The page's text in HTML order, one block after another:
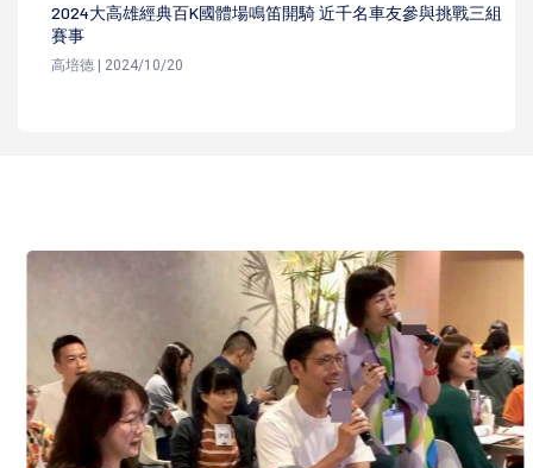
2024大高雄經典百K國體場鳴笛開騎 近千名車友參與挑戰三組
賽事
高培德 | 2024/10/20